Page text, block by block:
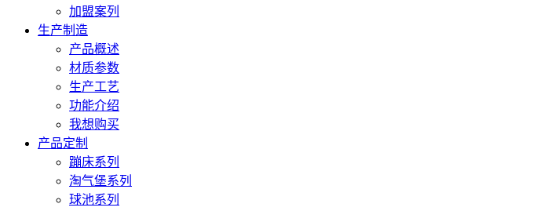
加盟案列
生产制造
产品概述
材质参数
生产工艺
功能介绍
我想购买
产品定制
蹦床系列
淘气堡系列
球池系列